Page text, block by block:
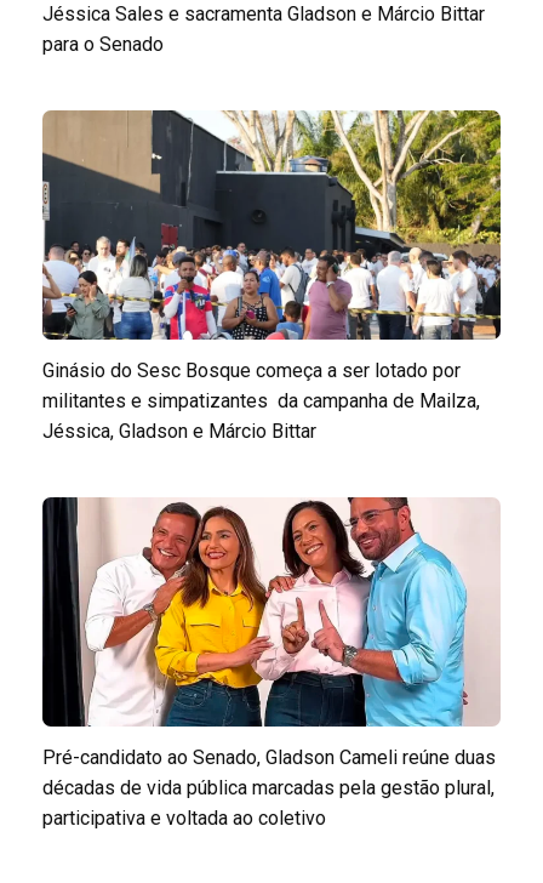
Jéssica Sales e sacramenta Gladson e Márcio Bittar
para o Senado
Ginásio do Sesc Bosque começa a ser lotado por
militantes e simpatizantes da campanha de Mailza,
Jéssica, Gladson e Márcio Bittar
Pré-candidato ao Senado, Gladson Cameli reúne duas
décadas de vida pública marcadas pela gestão plural,
participativa e voltada ao coletivo